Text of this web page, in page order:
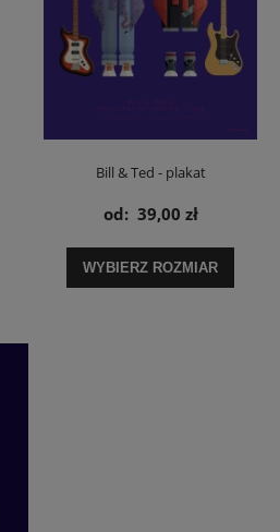
Bill & Ted - plakat
od: 39,00 zł
WYBIERZ ROZMIAR